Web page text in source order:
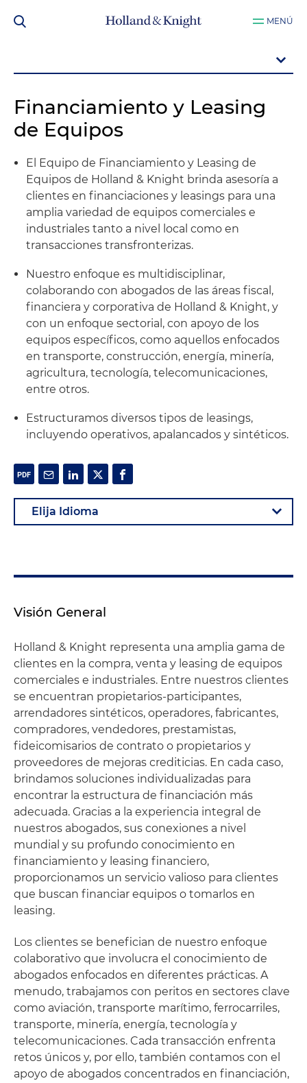
MENÚ
Financiamiento y Leasing
de Equipos
El Equipo de Financiamiento y Leasing de
Equipos de Holland & Knight brinda asesoría a
clientes en financiaciones y leasings para una
amplia variedad de equipos comerciales e
industriales tanto a nivel local como en
transacciones transfronterizas.
Nuestro enfoque es multidisciplinar,
colaborando con abogados de las áreas fiscal,
financiera y corporativa de Holland & Knight, y
con un enfoque sectorial, con apoyo de los
equipos específicos, como aquellos enfocados
en transporte, construcción, energía, minería,
agricultura, tecnología, telecomunicaciones,
entre otros.
Estructuramos diversos tipos de leasings,
incluyendo operativos, apalancados y sintéticos.
Visión General
Holland & Knight representa una amplia gama de
clientes en la compra, venta y leasing de equipos
comerciales e industriales. Entre nuestros clientes
se encuentran propietarios-participantes,
arrendadores sintéticos, operadores, fabricantes,
compradores, vendedores, prestamistas,
fideicomisarios de contrato o propietarios y
proveedores de mejoras crediticias. En cada caso,
brindamos soluciones individualizadas para
encontrar la estructura de financiación más
adecuada. Gracias a la experiencia integral de
nuestros abogados, sus conexiones a nivel
mundial y su profundo conocimiento en
financiamiento y leasing financiero,
proporcionamos un servicio valioso para clientes
que buscan financiar equipos o tomarlos en
leasing.
Los clientes se benefician de nuestro enfoque
colaborativo que involucra el conocimiento de
abogados enfocados en diferentes prácticas. A
menudo, trabajamos con peritos en sectores clave
como aviación, transporte marítimo, ferrocarriles,
transporte, minería, energía, tecnología y
telecomunicaciones. Cada transacción enfrenta
retos únicos y, por ello, también contamos con el
apoyo de abogados concentrados en financiación,